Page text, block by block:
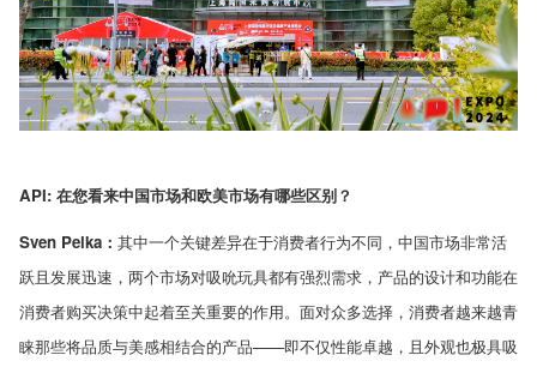
API: 在您看来中国市场和欧美市场有哪些区别？
Sven Pelka ： 其中一个关键差异在于消费者行为不同，中国市场非常活
跃且发展迅速，两个市场对吸吮玩具都有强烈需求，产品的设计和功能在
消费者购买决策中起着至关重要的作用。面对众多选择，消费者越来越青
睐那些将品质与美感相结合的产品——即不仅性能卓越，且外观也极具吸